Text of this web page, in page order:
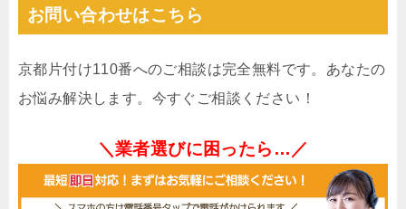
お問い合わせはこちら
京都片付け110番へのご相談は完全無料です。あなたの
お悩み解決します。今すぐご相談ください！
＼業者選びに困ったら…／